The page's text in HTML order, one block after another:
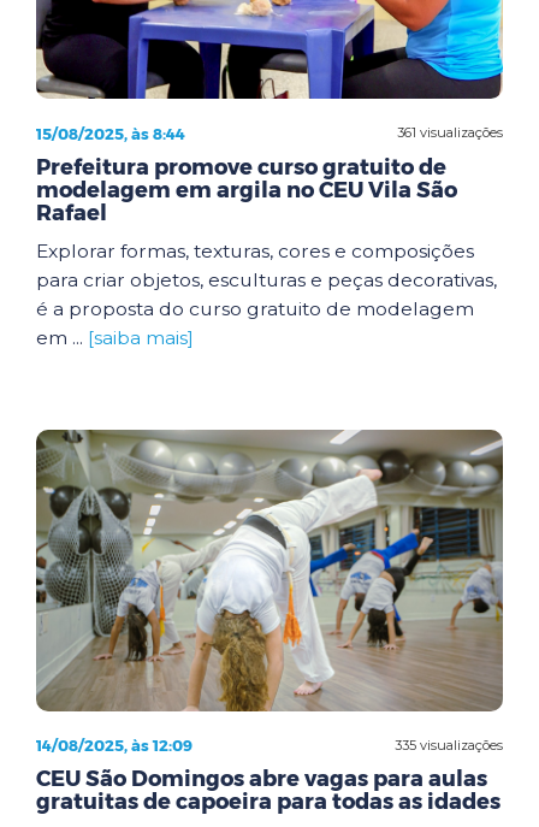
361 visualizações
15/08/2025, às 8:44
Prefeitura promove curso gratuito de
modelagem em argila no CEU Vila São
Rafael
Explorar formas, texturas, cores e composições
para criar objetos, esculturas e peças decorativas,
é a proposta do curso gratuito de modelagem
em ... [saiba mais]
335 visualizações
14/08/2025, às 12:09
CEU São Domingos abre vagas para aulas
gratuitas de capoeira para todas as idades